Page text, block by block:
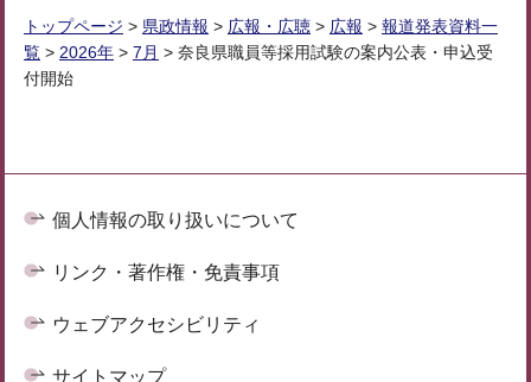
トップページ > 県政情報 > 広報・広聴 > 広報 > 報道発表資料一
覧 > 2026年 > 7月 > 奈良県職員等採用試験の案内公表・申込受
付開始
個人情報の取り扱いについて
リンク・著作権・免責事項
ウェブアクセシビリティ
サイトマップ